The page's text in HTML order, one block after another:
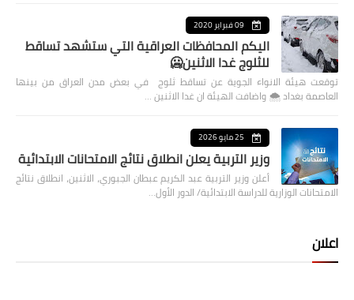
09 فبراير 2020
اليكم المحافظات العراقية التي ستشهد تساقط
للثلوج غدا الاثنين🥶
توقعت هيئة الانواء الجوية عن تساقط ثلوج في بعض مدن العراق من بينها
العاصمة بغداد ⁦🌨️⁩ واضافت الهيئة ان غدا الاثنين …
25 مايو 2026
وزير التربية يعلن انطلاق نتائج الامتحانات الابتدائية
أعلن وزير التربية عبد الكريم عبطان الجبوري، الاثنين، انطلاق نتائج
الامتحانات الوزارية للدراسة الابتدائية/ الدور الأول…
اعلان